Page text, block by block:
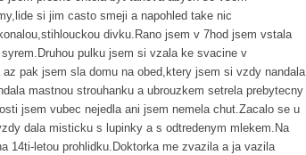
si jim casto smeji a napohled take nic
divku.Rano jsem v 7hod jsem vstala
pulku jsem si vzala ke svacine v
pak jsem sla domu na obed,ktery jsem si vzdy nandala
mastnou strouhanku a ubrouzkem setrela prebytecny
jsem vubec nejedla ani jsem nemela chut.Zacalo se u
dala misticku s lupinky a s odtredenym mlekem.Na
14ti-letou prohlidku.Doktorka me zvazila a ja vazila